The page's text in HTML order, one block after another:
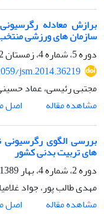
برازش معادله
سازمان های ورزشی
دوره 5، شماره 4، زمستان 1392، صفحه
jsm.2014.36219
مجتبی رئیسی، عماد
مشاهده مقاله
اصل
بررسی الگوی
های تربیت بدنی کشور
دوره 2، شماره 4، بهار 1389، صفحه
مهدی طالب پور، جواد
مشاهده مقاله
اصل